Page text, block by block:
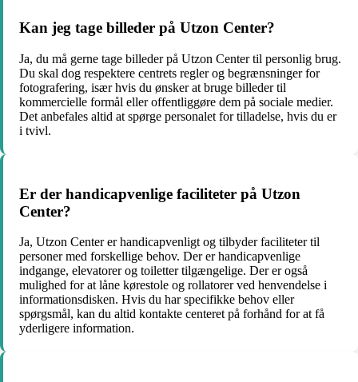
Kan jeg tage billeder på Utzon Center?
Ja, du må gerne tage billeder på Utzon Center til personlig brug.
Du skal dog respektere centrets regler og begrænsninger for
fotografering, især hvis du ønsker at bruge billeder til
kommercielle formål eller offentliggøre dem på sociale medier.
Det anbefales altid at spørge personalet for tilladelse, hvis du er
i tvivl.
Er der handicapvenlige faciliteter på Utzon
Center?
Ja, Utzon Center er handicapvenligt og tilbyder faciliteter til
personer med forskellige behov. Der er handicapvenlige
indgange, elevatorer og toiletter tilgængelige. Der er også
mulighed for at låne kørestole og rollatorer ved henvendelse i
informationsdisken. Hvis du har specifikke behov eller
spørgsmål, kan du altid kontakte centeret på forhånd for at få
yderligere information.